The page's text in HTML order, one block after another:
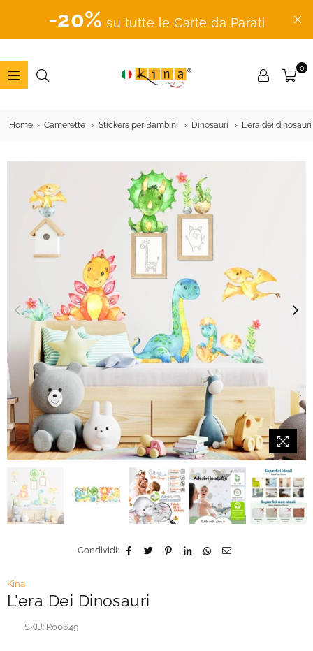
-20% su tutte le Carte da Parati
0
Home Camerette Stickers per Bambini Dinosauri L'era dei dinosauri
Condividi:
Kina
L'era Dei Dinosauri
SKU: R00649